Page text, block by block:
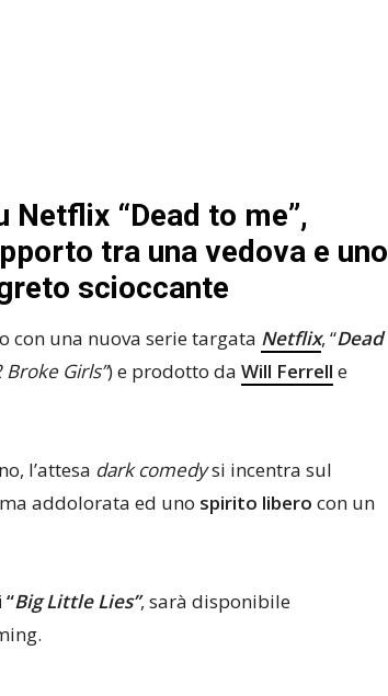
“Dead to me”,
tra una vedova e uno
scioccante
con una nuova serie targata Netflix, “Dead
Broke Girls”) e prodotto da Will Ferrell e
l’attesa dark comedysi incentra sul
ma addolorata ed uno spirito libero con un
Big Little Lies”, sarà disponibile